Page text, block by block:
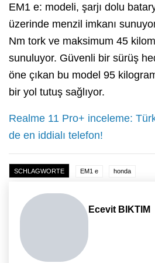
EM1 e: modeli, şarjı dolu
üzerinde menzil imkanı
Nm tork ve maksimum 45
sunuluyor. Güvenli bir sürüş
öne çıkan bu model 95
bir yol tutuş sağlıyor.
Realme 11 Pro+ inceleme:
de en iddialı telefon!
SCHLAGWORTE EM1 e honda
Ecevit BIKTIM